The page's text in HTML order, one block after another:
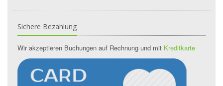
Sichere Bezahlung
Wir akzeptieren Buchungen auf Rechnung und mit Kreditkarte